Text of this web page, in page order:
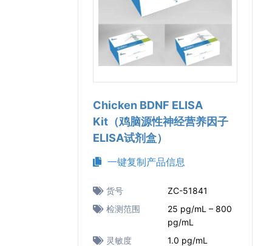
Chicken BDNF ELISA
Kit（鸡脑源性神经营养因子
ELISA试剂盒）
一键复制产品信息
货号
ZC-51841
检测范围
25 pg/mL – 800
pg/mL
灵敏度
1.0 pg/mL